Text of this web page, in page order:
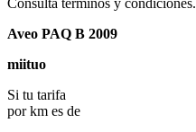
Aveo PAQ B 2009
miituo
Si tu tarifa
por km es de